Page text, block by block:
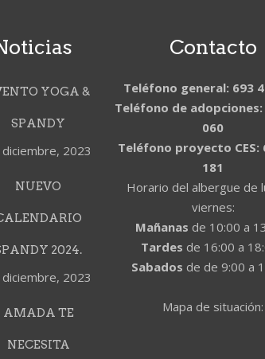
YOGA &
SPANDY
2023
NUEVO
2024.
2023
AMADA TE
NECESITA
Contacto
Teléfono general: 693
Teléfono de adopciones:
060
Teléfono proyecto CES:
181
Horario del albergue de
viernes:
Mañanas de 10:00 a
Tardes de 16:00 a
Sabados de de 9:00 a
Mapa de situación: